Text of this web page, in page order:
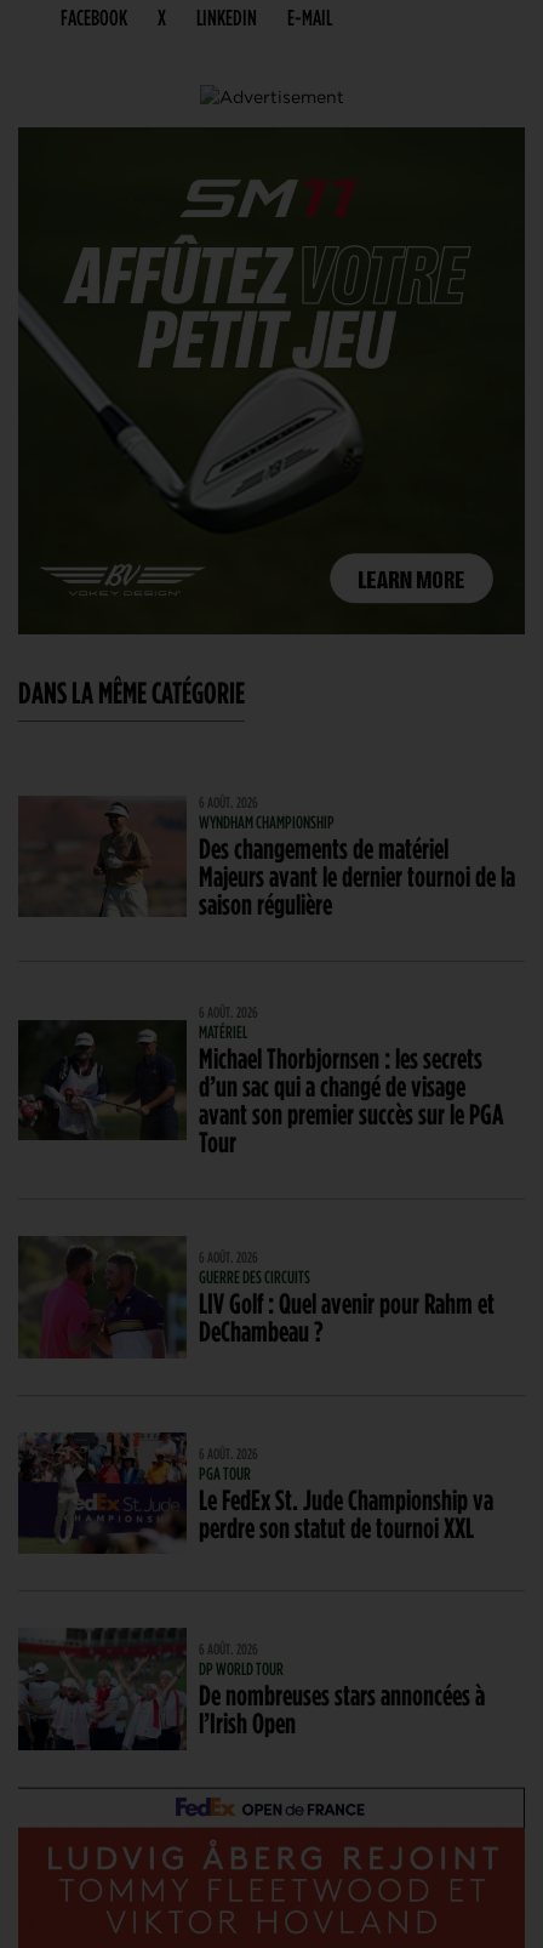
FACEBOOK X LINKEDIN E-MAIL
DANS LA MÊME CATÉGORIE
6 AOÛT. 2026
WYNDHAM CHAMPIONSHIP
Des changements de matériel
Majeurs avant le dernier tournoi de la
saison régulière
6 AOÛT. 2026
MATÉRIEL
Michael Thorbjornsen : les secrets
d’un sac qui a changé de visage
avant son premier succès sur le PGA
Tour
6 AOÛT. 2026
GUERRE DES CIRCUITS
LIV Golf : Quel avenir pour Rahm et
DeChambeau ?
6 AOÛT. 2026
PGA TOUR
Le FedEx St. Jude Championship va
perdre son statut de tournoi XXL
6 AOÛT. 2026
DP WORLD TOUR
De nombreuses stars annoncées à
l’Irish Open